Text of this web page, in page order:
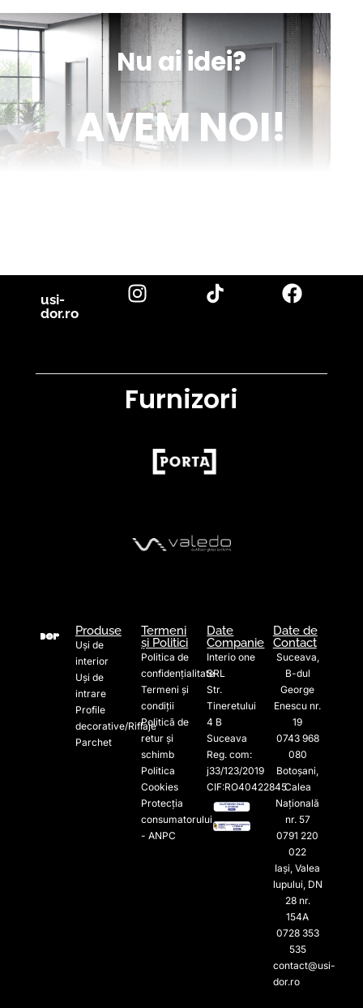
Nu ai idei?
AVEM NOI!
usi-
dor.ro
Furnizori
Produse
Uși de
interior
Uși de
intrare
Profile
decorative/Riflaje
Parchet
Termeni
și Politici
Politica de
confidențialitate
Termeni și
condiții
Politică de
retur și
schimb
Politica
Cookies
Protecția
consumatorului
- ANPC
Date
Companie
Interio one
SRL
Str.
Tineretului
4 B
Suceava
Reg. com:
j33/123/2019
CIF:RO40422845
Date de
Contact
Suceava,
B-dul
George
Enescu nr.
19
0743 968
080
Botoșani,
Calea
Națională
nr. 57
0791 220
022​
Iași, Valea
lupului, DN
28 nr.
154A
0728 353
535​
contact@usi-
dor.ro